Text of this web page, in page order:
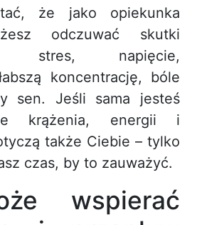
że jako opiekunka
odczuwać skutki
stres, napięcie,
koncentrację, bóle
sen. Jeśli sama jesteś
krążenia, energii i
także Ciebie – tylko
czas, by to zauważyć.
wspierać